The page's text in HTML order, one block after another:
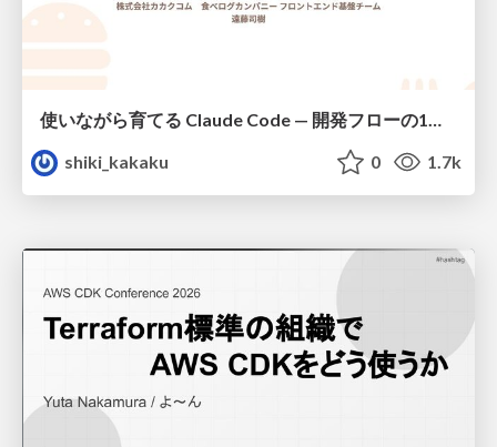
shiki_kakaku
0 1.7k